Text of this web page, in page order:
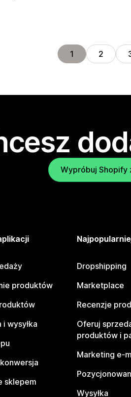
1 2
Wypróbuj Shopify
produktów
wysyłka
sklepem
Dropshipping
Marketplace
Recenzje
Oferuj
produktów i
Marketing e-
Wysyłka